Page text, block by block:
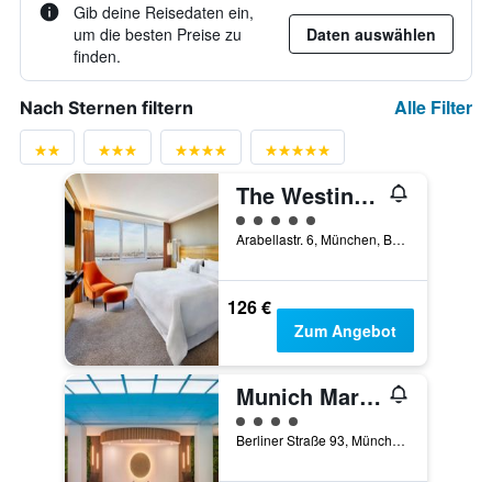
Gib deine Reisedaten ein,
um die besten Preise zu
finden.
Daten auswählen
Nach Sternen filtern Alle Filter
The Westin Grand Munich
Bewertungskategorie 5
Arabellastr. 6, München, Bayern, Deutschland
126 €
Zum Angebot
Munich Marriott Hotel
Bewertungskategorie 4
Berliner Straße 93, München, Bayern, Deutschland